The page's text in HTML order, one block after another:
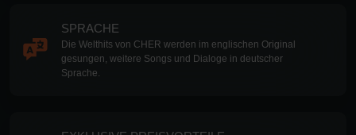
SPRACHE
Die Welthits von CHER werden im englischen Original
gesungen, weitere Songs und Dialoge in deutscher
Sprache.